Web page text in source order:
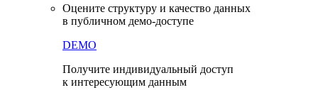
Оцените структуру и качество данных
в публичном демо-доступе
DEMO
Получите индивидуальный доступ
к интересующим данным